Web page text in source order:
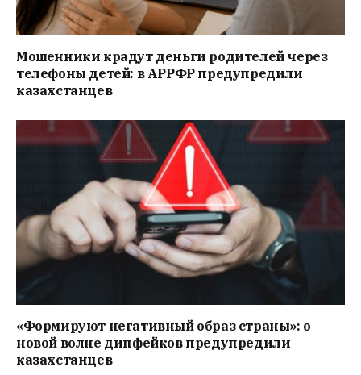
Мошенники крадут деньги родителей через
телефоны детей: в АРРФР предупредили
казахстанцев
«Формируют негативный образ страны»: о
новой волне дипфейков предупредили
казахстанцев